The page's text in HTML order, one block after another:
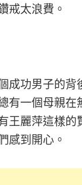
戒太浪費。
成功男子的背
有一個母親
王麗萍這樣的
感到開心。